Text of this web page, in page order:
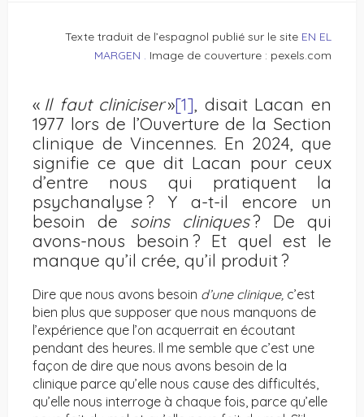
Texte traduit de l’espagnol publié sur le site EN EL
MARGEN . Image de couverture : pexels.com
« Il faut cliniciser»[1] , disait Lacan en
1977 lors de l’Ouverture de la Section
clinique de Vincennes. En 2024, que
signifie ce que dit Lacan pour ceux
d’entre nous qui pratiquent la
psychanalyse ? Y a-t-il encore un
besoin de soins cliniques? De qui
avons-nous besoin ? Et quel est le
manque qu’il crée, qu’il produit ?
Dire que nous avons besoin d’une clinique, c’est
bien plus que supposer que nous manquons de
l’expérience que l’on acquerrait en écoutant
pendant des heures. Il me semble que c’est une
façon de dire que nous avons besoin de la
clinique parce qu’elle nous cause des difficultés,
qu’elle nous interroge à chaque fois, parce qu’elle